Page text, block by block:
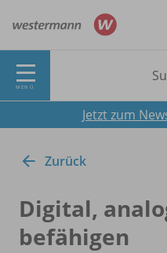
MENÜ
Jetzt zum
Zurück
Digital,
befähigen